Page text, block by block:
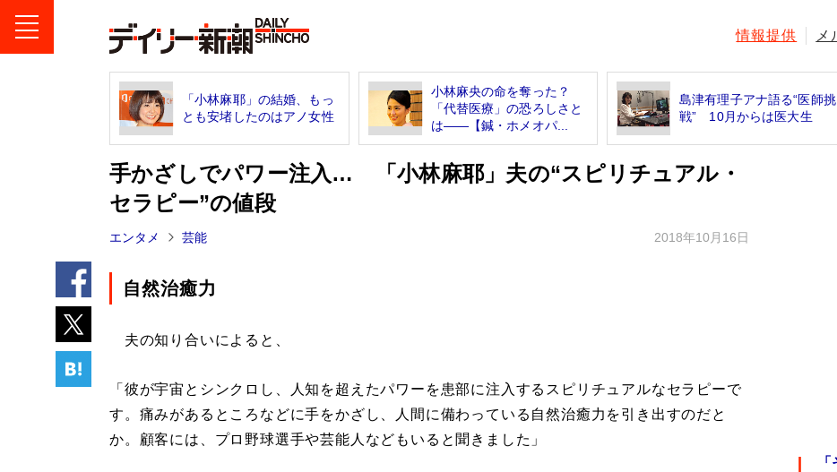
情報提供 メ
「小林麻耶」の結婚、もっ
とも安堵したのはアノ女性
小林麻央の命を奪った？
「代替医療」の恐ろしさと
は――【鍼・ホメオパ...
島津有理子アナ語る“医師挑
戦” 10月からは医大生
手かざしでパワー注入… 「小林麻耶」夫の“スピリチュアル・
セラピー”の値段
エンタメ 芸能 2018年10月16日
自然治癒力
夫の知り合いによると、
「彼が宇宙とシンクロし、人知を超えたパワーを患部に注入するスピリチュアルなセラピーで
す。痛みがあるところなどに手をかざし、人間に備わっている自然治癒力を引き出すのだと
か。顧客には、プロ野球選手や芸能人などもいると聞きました」